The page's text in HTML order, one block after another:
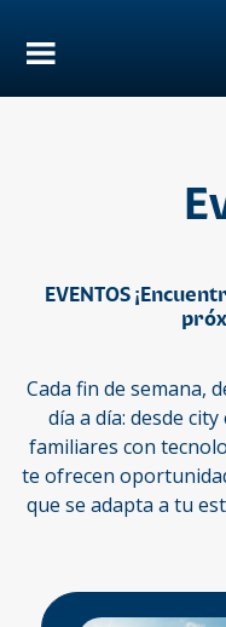
EVENTOS
Cada fin de semana,
día a día: desde
familiares con
te ofrecen
que se adapta a tu